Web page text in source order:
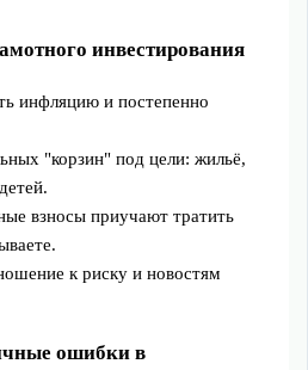
инвестирования
инфляцию и постепенно
"корзин" под цели: жильё,
взносы приучают тратить
к риску и новостям
ошибки в